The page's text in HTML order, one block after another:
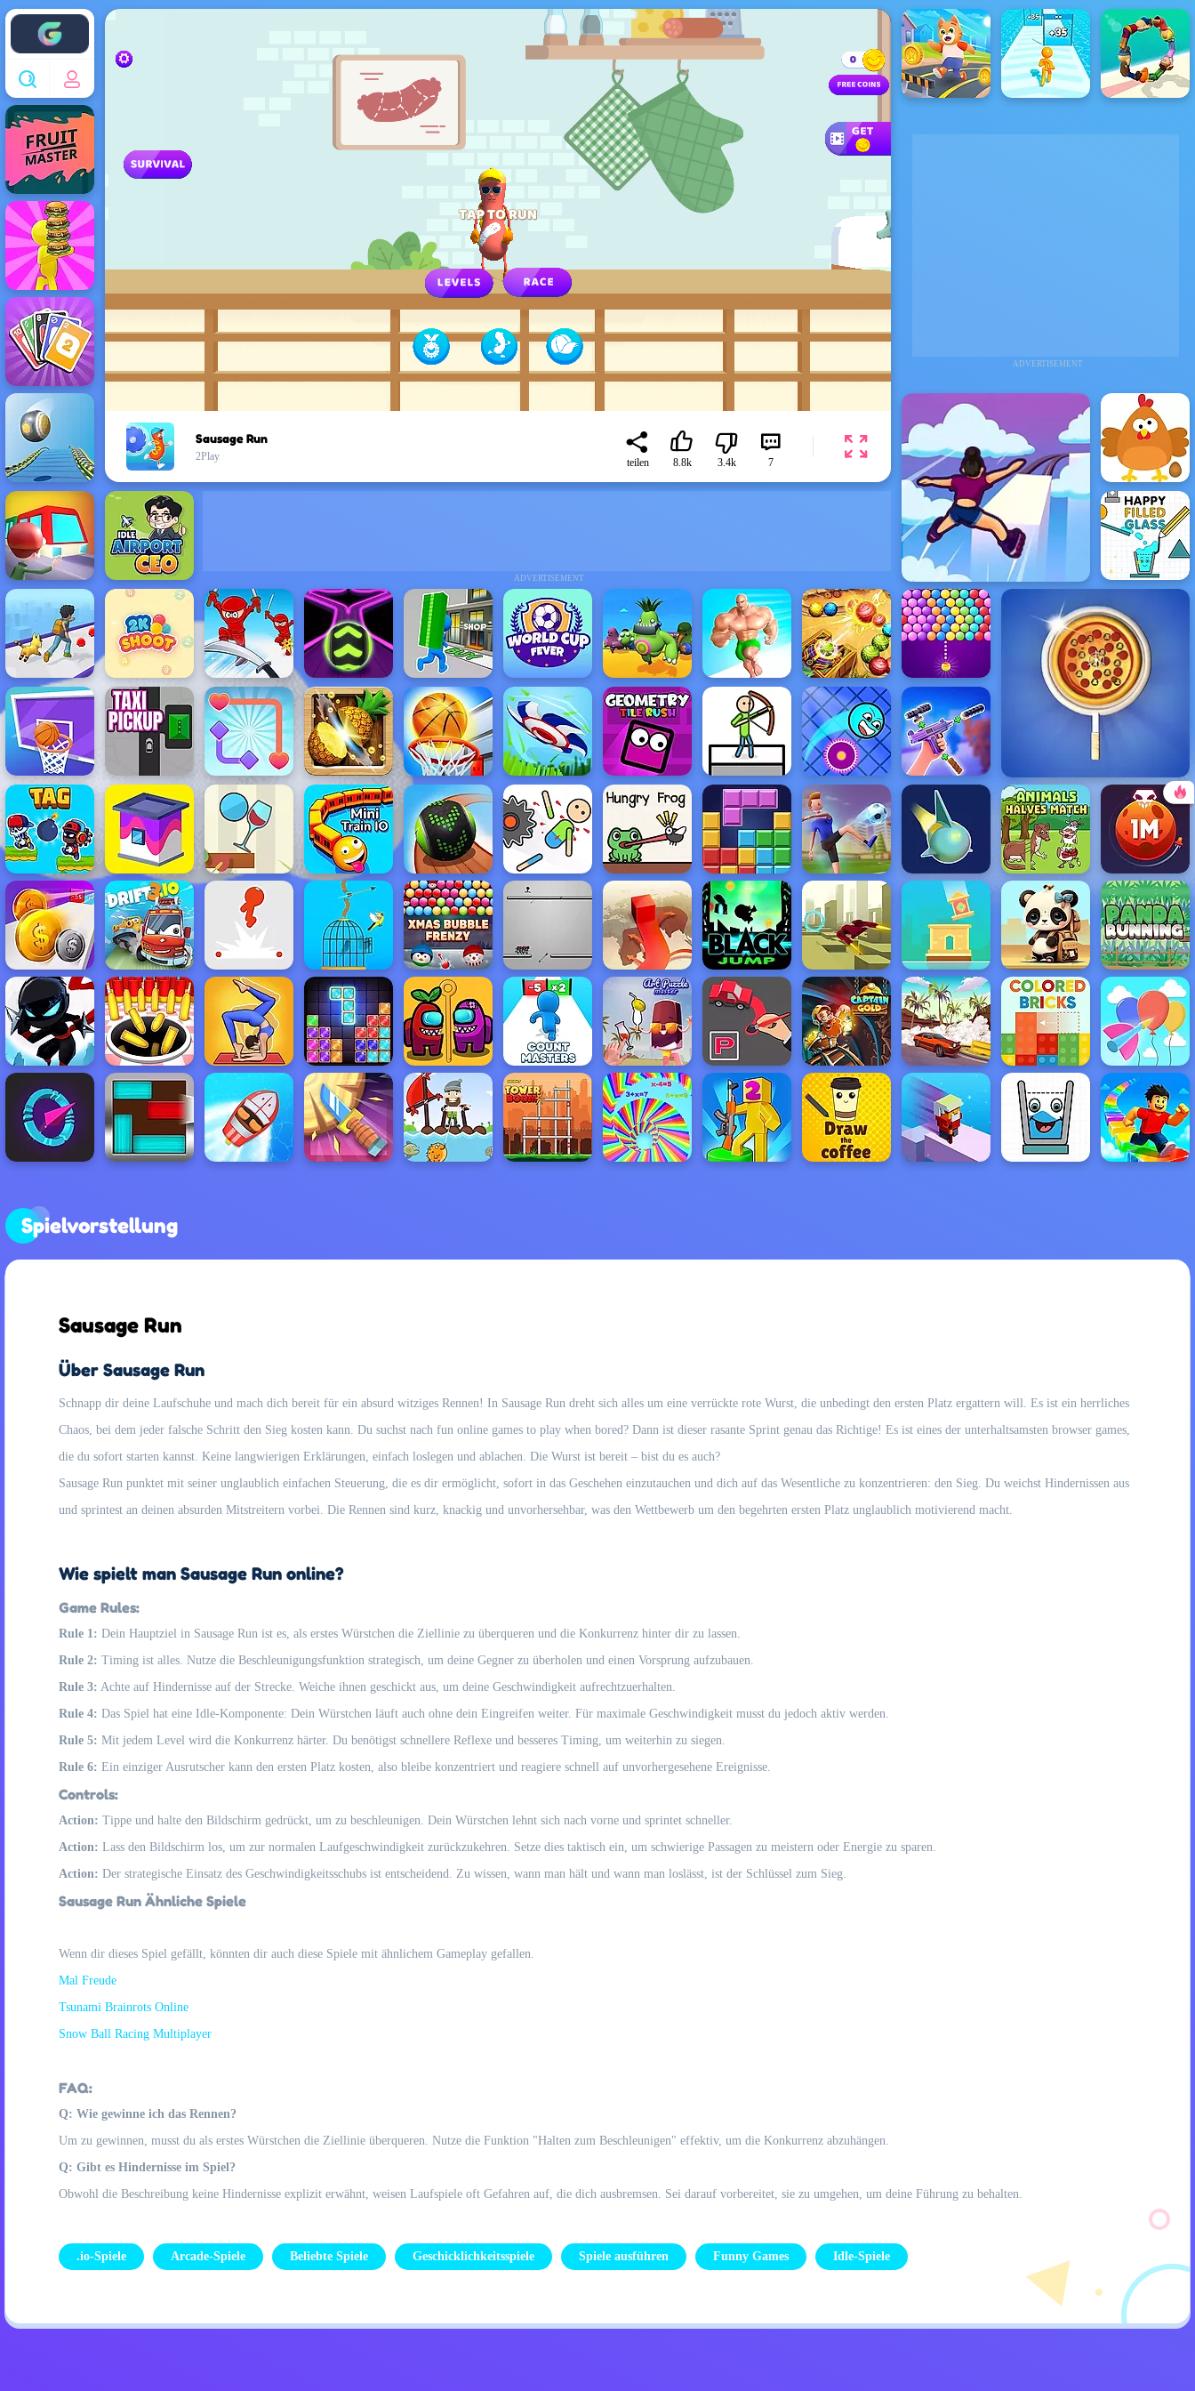
Enjoy4fun
ADVERTISEMENT
ADVERTISEMENT
Sausage Run
2Play
teilen 8.8k 3.4k 7
Spielvorstellung
Sausage Run
Über Sausage Run
Schnapp dir deine Laufschuhe und mach dich bereit für ein absurd witziges Rennen! In Sausage Run dreht sich alles um eine verrückte rote Wurst, die unbedingt den ersten Platz ergattern will. Es ist ein herrliches
Chaos, bei dem jeder falsche Schritt den Sieg kosten kann. Du suchst nach fun online games to play when bored? Dann ist dieser rasante Sprint genau das Richtige! Es ist eines der unterhaltsamsten browser games,
die du sofort starten kannst. Keine langwierigen Erklärungen, einfach loslegen und ablachen. Die Wurst ist bereit – bist du es auch?
Sausage Run punktet mit seiner unglaublich einfachen Steuerung, die es dir ermöglicht, sofort in das Geschehen einzutauchen und dich auf das Wesentliche zu konzentrieren: den Sieg. Du weichst Hindernissen aus
und sprintest an deinen absurden Mitstreitern vorbei. Die Rennen sind kurz, knackig und unvorhersehbar, was den Wettbewerb um den begehrten ersten Platz unglaublich motivierend macht.
Wie spielt man Sausage Run online?
Game Rules:
Rule 1: Dein Hauptziel in Sausage Run ist es, als erstes Würstchen die Ziellinie zu überqueren und die Konkurrenz hinter dir zu lassen.
Rule 2: Timing ist alles. Nutze die Beschleunigungsfunktion strategisch, um deine Gegner zu überholen und einen Vorsprung aufzubauen.
Rule 3: Achte auf Hindernisse auf der Strecke. Weiche ihnen geschickt aus, um deine Geschwindigkeit aufrechtzuerhalten.
Rule 4: Das Spiel hat eine Idle-Komponente: Dein Würstchen läuft auch ohne dein Eingreifen weiter. Für maximale Geschwindigkeit musst du jedoch aktiv werden.
Rule 5: Mit jedem Level wird die Konkurrenz härter. Du benötigst schnellere Reflexe und besseres Timing, um weiterhin zu siegen.
Rule 6: Ein einziger Ausrutscher kann den ersten Platz kosten, also bleibe konzentriert und reagiere schnell auf unvorhergesehene Ereignisse.
Controls:
Action: Tippe und halte den Bildschirm gedrückt, um zu beschleunigen. Dein Würstchen lehnt sich nach vorne und sprintet schneller.
Action: Lass den Bildschirm los, um zur normalen Laufgeschwindigkeit zurückzukehren. Setze dies taktisch ein, um schwierige Passagen zu meistern oder Energie zu sparen.
Action: Der strategische Einsatz des Geschwindigkeitsschubs ist entscheidend. Zu wissen, wann man hält und wann man loslässt, ist der Schlüssel zum Sieg.
Sausage Run Ähnliche Spiele
Wenn dir dieses Spiel gefällt, könnten dir auch diese Spiele mit ähnlichem Gameplay gefallen.
Mal Freude
Tsunami Brainrots Online
Snow Ball Racing Multiplayer
FAQ:
Q: Wie gewinne ich das Rennen?
Um zu gewinnen, musst du als erstes Würstchen die Ziellinie überqueren. Nutze die Funktion "Halten zum Beschleunigen" effektiv, um die Konkurrenz abzuhängen.
Q: Gibt es Hindernisse im Spiel?
Obwohl die Beschreibung keine Hindernisse explizit erwähnt, weisen Laufspiele oft Gefahren auf, die dich ausbremsen. Sei darauf vorbereitet, sie zu umgehen, um deine Führung zu behalten.
.io-Spiele Arcade-Spiele Beliebte Spiele Geschicklichkeitsspiele Spiele ausführen Funny Games Idle-Spiele